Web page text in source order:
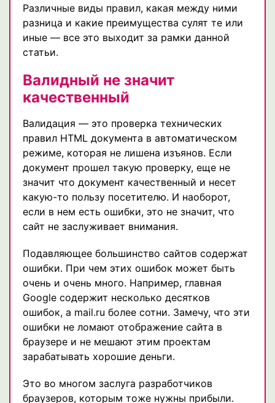
Различные виды правил, какая между ними
разница и какие преимущества сулят те или
иные — все это выходит за рамки данной
статьи.
Валидный не значит
качественный
Валидация — это проверка технических
правил HTML документа в автоматическом
режиме, которая не лишена изъянов. Если
документ прошел такую проверку, еще не
значит что документ качественный и несет
какую-то пользу посетителю. И наоборот,
если в нем есть ошибки, это не значит, что
сайт не заслуживает внимания.
Подавляющее большинство сайтов содержат
ошибки. При чем этих ошибок может быть
очень и очень много. Например, главная
Google содержит несколько десятков
ошибок, а mail.ru более сотни. Замечу, что эти
ошибки не ломают отображение сайта в
браузере и не мешают этим проектам
зарабатывать хорошие деньги.
Это во многом заслуга разработчиков
браузеров, которым тоже нужны прибыли.